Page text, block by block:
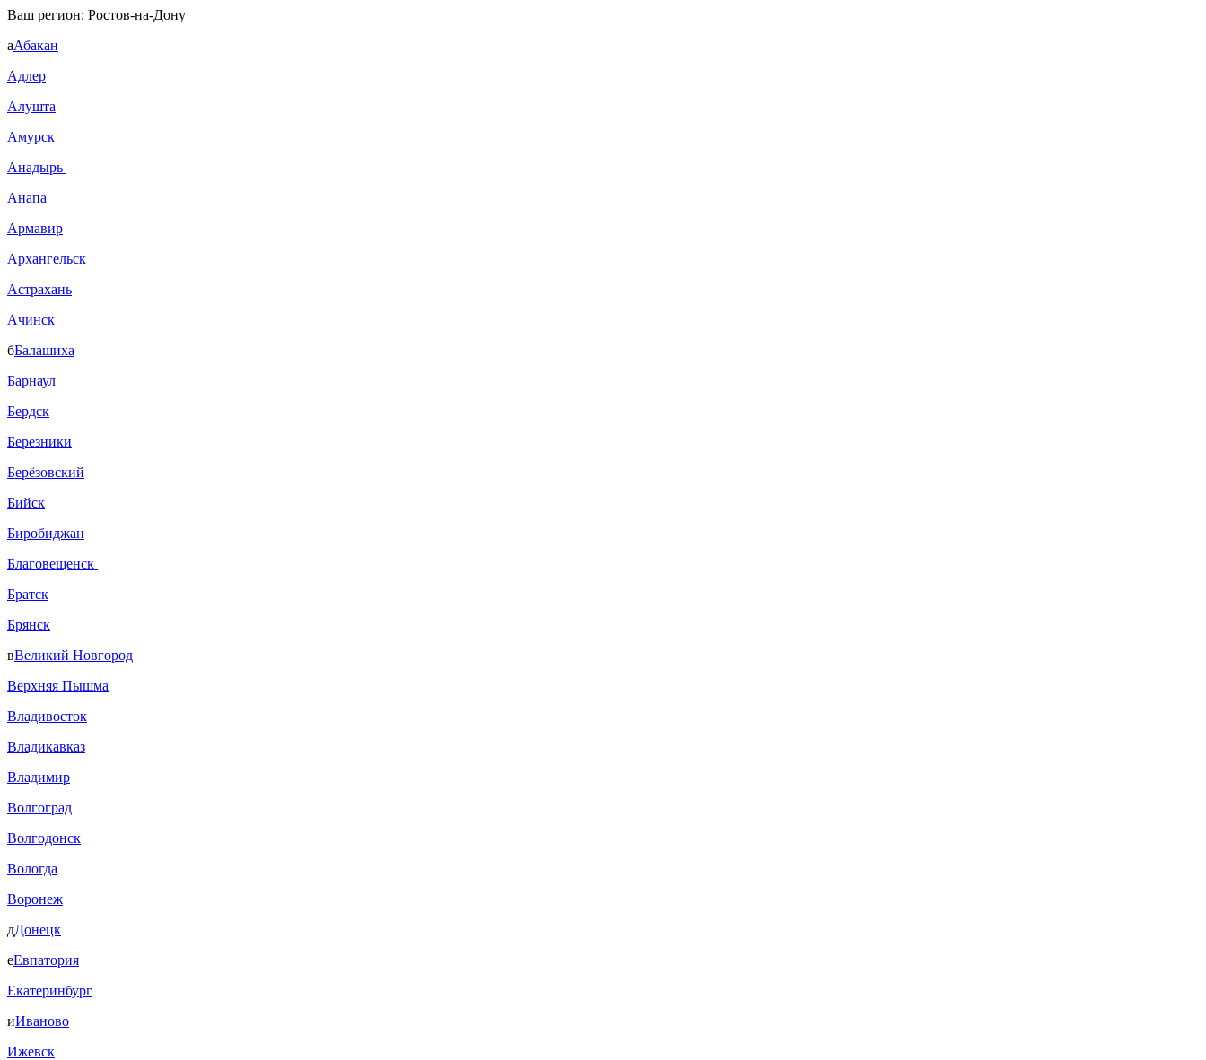
Ваш регион: Ростов-на-Дону
аАбакан
Адлер
Алушта
Амурск
Анадырь
Анапа
Армавир
Архангельск
Астрахань
Ачинск
бБалашиха
Барнаул
Бердск
Березники
Берёзовский
Бийск
Биробиджан
Благовещенск
Братск
Брянск
вВеликий Новгород
Верхняя Пышма
Владивосток
Владикавказ
Владимир
Волгоград
Волгодонск
Вологда
Воронеж
дДонецк
еЕвпатория
Екатеринбург
иИваново
Ижевск